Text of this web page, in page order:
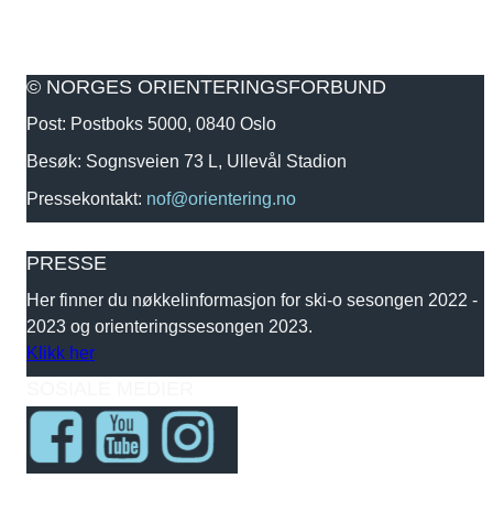
© NORGES ORIENTERINGSFORBUND
Post: Postboks 5000, 0840 Oslo
Besøk: Sognsveien 73 L, Ullevål Stadion
Pressekontakt: nof@orientering.no
PRESSE
Her finner du nøkkelinformasjon for ski-o sesongen 2022 -
2023 og orienteringssesongen 2023.
Klikk her